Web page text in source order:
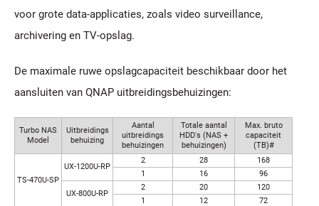
voor grote data-applicaties, zoals video surveillance,
archivering en TV-opslag.
De maximale ruwe opslagcapaciteit beschikbaar door het
aansluiten van QNAP uitbreidingsbehuizingen:
Turbo NAS
Model
Uitbreidings
behuizing
Aantal
uitbreidings
behuizingen
Totale aantal
HDD's (NAS +
behuizingen)
Max. bruto
capaciteit
(TB)#
TS-470U-SP
UX-1200U-RP
2 28
168
1
16 96
UX-800U-RP
2 20
120
1
12 72